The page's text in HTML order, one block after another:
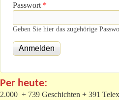
Passwort *
Geben Sie hier das zugehörige
Per heute:
2.000 + 739 Geschichten + 391 Telex